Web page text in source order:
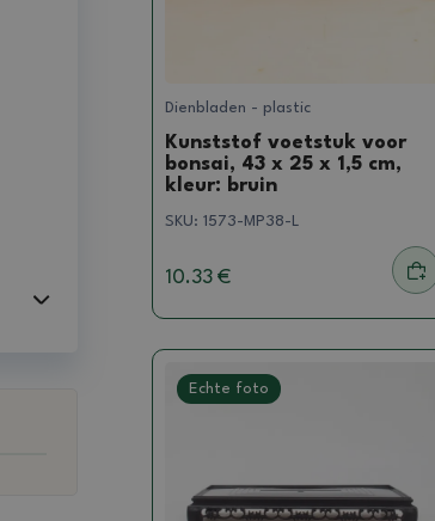
Dienbladen - plastic
Kunststof voetstuk voor
bonsai, 43 x 25 x 1,5 cm,
kleur: bruin
SKU: 1573-MP38-L
10.33 €
Echte foto